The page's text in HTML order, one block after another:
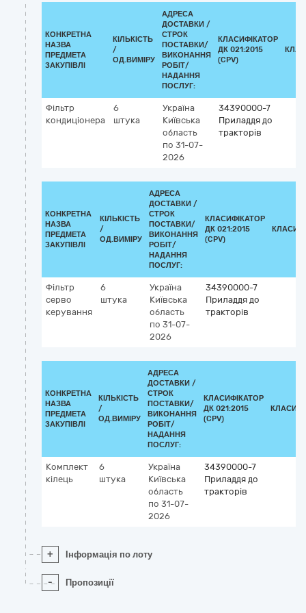
КОНКРЕТНА
НАЗВА
ПРЕДМЕТА
ЗАКУПІВЛІ
КІЛЬКІСТЬ
/
ОД.ВИМІРУ
АДРЕСА
ДОСТАВКИ /
СТРОК
ПОСТАВКИ/
ВИКОНАННЯ
РОБІТ/
НАДАННЯ
ПОСЛУГ:
КЛАСИФІКАТОР
ДК 021:2015
(CPV)
Фільтр
кондиціонера
6
штука
Україна
Київська
область
по 31-07-
2026
34390000-7
Приладдя до
тракторів
КОНКРЕТНА
НАЗВА
ПРЕДМЕТА
ЗАКУПІВЛІ
КІЛЬКІСТЬ
/
ОД.ВИМІРУ
АДРЕСА
ДОСТАВКИ /
СТРОК
ПОСТАВКИ/
ВИКОНАННЯ
РОБІТ/
НАДАННЯ
ПОСЛУГ:
КЛАСИФІКАТОР
ДК 021:2015
(CPV)
Фільтр
серво
керування
6
штука
Україна
Київська
область
по 31-07-
2026
34390000-7
Приладдя до
тракторів
КОНКРЕТНА
НАЗВА
ПРЕДМЕТА
ЗАКУПІВЛІ
КІЛЬКІСТЬ
/
ОД.ВИМІРУ
АДРЕСА
ДОСТАВКИ /
СТРОК
ПОСТАВКИ/
ВИКОНАННЯ
РОБІТ/
НАДАННЯ
ПОСЛУГ:
КЛАСИФІКАТОР
ДК 021:2015
(CPV)
Комплект
кілець
6
штука
Україна
Київська
область
по 31-07-
2026
34390000-7
Приладдя до
тракторів
+ Інформація по лоту
- Пропозиції